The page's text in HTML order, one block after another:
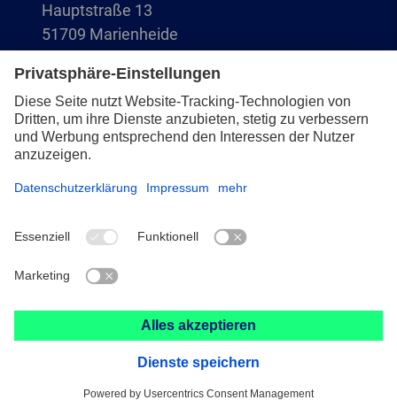
Hauptstraße 13
51709 Marienheide
+49 2264 9-0
info@pferd.com
+49 2264 9-400
AVB
© 2026 August Rüggeberg GmbH & Co. KG